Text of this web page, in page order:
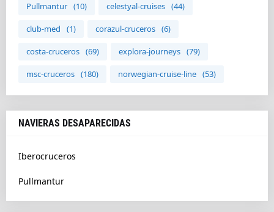
Pullmantur (10) celestyal-cruises (44)
club-med (1) corazul-cruceros (6)
costa-cruceros (69) explora-journeys (79)
msc-cruceros (180) norwegian-cruise-line (53)
NAVIERAS DESAPARECIDAS
Iberocruceros
Pullmantur